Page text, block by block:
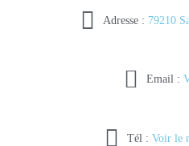
Adresse : 79210
Email :
Tél : Voir le